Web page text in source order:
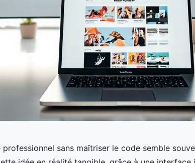
professionnel sans maîtriser le code semble